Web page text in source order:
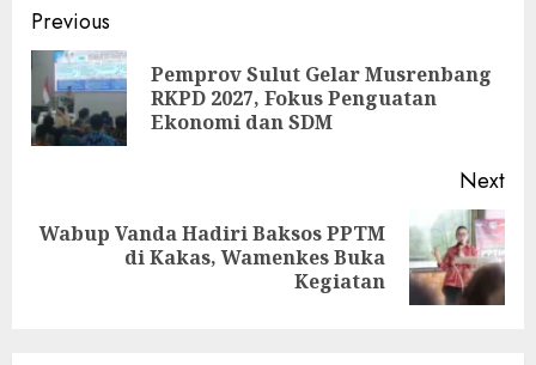
Post
navigation
Previous
Pemprov Sulut Gelar Musrenbang
RKPD 2027, Fokus Penguatan
Ekonomi dan SDM
Next
Next
Wabup Vanda Hadiri Baksos PPTM
di Kakas, Wamenkes Buka
Kegiatan